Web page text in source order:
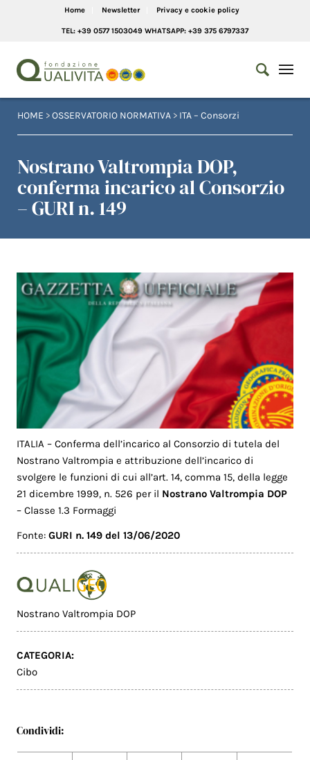
Home Newsletter Privacy e cookie policy
TEL: +39 0577 1503049 WHATSAPP: +39 375 6797337
HOME >OSSERVATORIO NORMATIVA > ITA – Consorzi
Nostrano Valtrompia DOP,
conferma incarico al Consorzio
– GURI n. 149
ITALIA – Conferma dell’incarico al Consorzio di tutela del
Nostrano Valtrompia e attribuzione dell’incarico di
svolgere le funzioni di cui all’art. 14, comma 15, della legge
21 dicembre 1999, n. 526 per il Nostrano Valtrompia DOP
– Classe 1.3 Formaggi
Fonte:GURI n. 149 del 13/06/2020
Nostrano Valtrompia DOP
CATEGORIA:
Cibo
Condividi: